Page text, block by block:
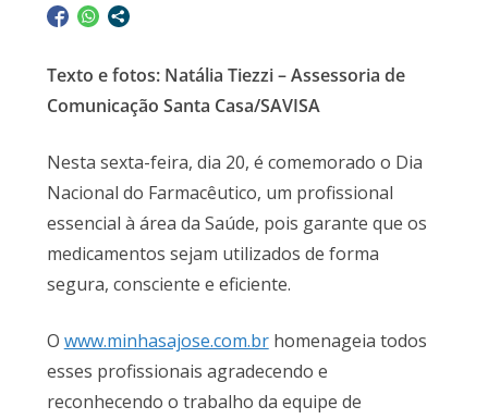
Texto e fotos: Natália Tiezzi – Assessoria de
Comunicação Santa Casa/SAVISA
Nesta sexta-feira, dia 20, é comemorado o Dia
Nacional do Farmacêutico, um profissional
essencial à área da Saúde, pois garante que os
medicamentos sejam utilizados de forma
segura, consciente e eficiente.
O www.minhasajose.com.brhomenageia todos
esses profissionais agradecendo e
reconhecendo o trabalho da equipe de